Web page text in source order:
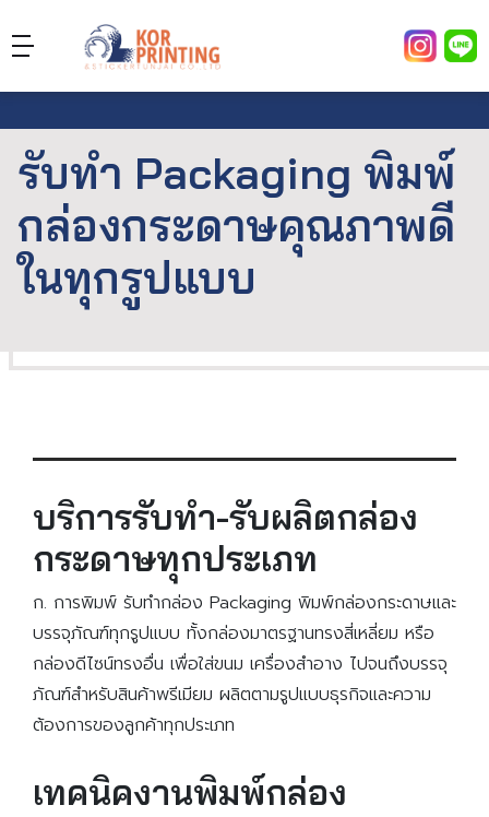
รับทำ Packaging พิมพ์
กล่องกระดาษคุณภาพดี
ในทุกรูปแบบ
บริการรับทำ-รับผลิตกล่อง
กระดาษทุกประเภท
ก. การพิมพ์ รับทํากล่อง Packaging พิมพ์กล่องกระดาษและ
บรรจุภัณฑ์ทุกรูปแบบ ทั้งกล่องมาตรฐานทรงสี่เหลี่ยม หรือ
กล่องดีไซน์ทรงอื่น เพื่อใส่ขนม เครื่องสำอาง ไปจนถึงบรรจุ
ภัณฑ์สำหรับสินค้าพรีเมียม ผลิตตามรูปแบบธุรกิจและความ
ต้องการของลูกค้าทุกประเภท
เทคนิคงานพิมพ์กล่อง